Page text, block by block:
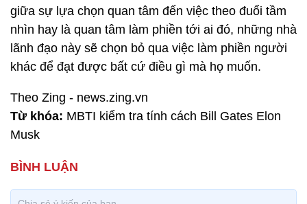
giữa sự lựa chọn quan tâm đến việc theo đuổi tầm
nhìn hay là quan tâm làm phiền tới ai đó, những nhà
lãnh đạo này sẽ chọn bỏ qua việc làm phiền người
khác để đạt được bất cứ điều gì mà họ muốn.
Theo Zing - news.zing.vn
Từ khóa: MBTI kiểm tra tính cách Bill Gates Elon
Musk